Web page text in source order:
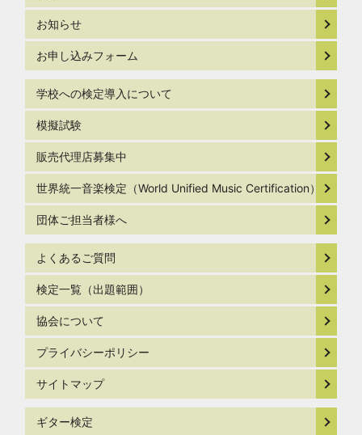
お知らせ
お申し込みフォーム
学校への検定導入について
模擬試験
販売代理店募集中
世界統一音楽検定（World Unified Music Certification）
団体ご担当者様へ
よくあるご質問
検定一覧（出題範囲）
協会について
プライバシーポリシー
サイトマップ
ギター検定